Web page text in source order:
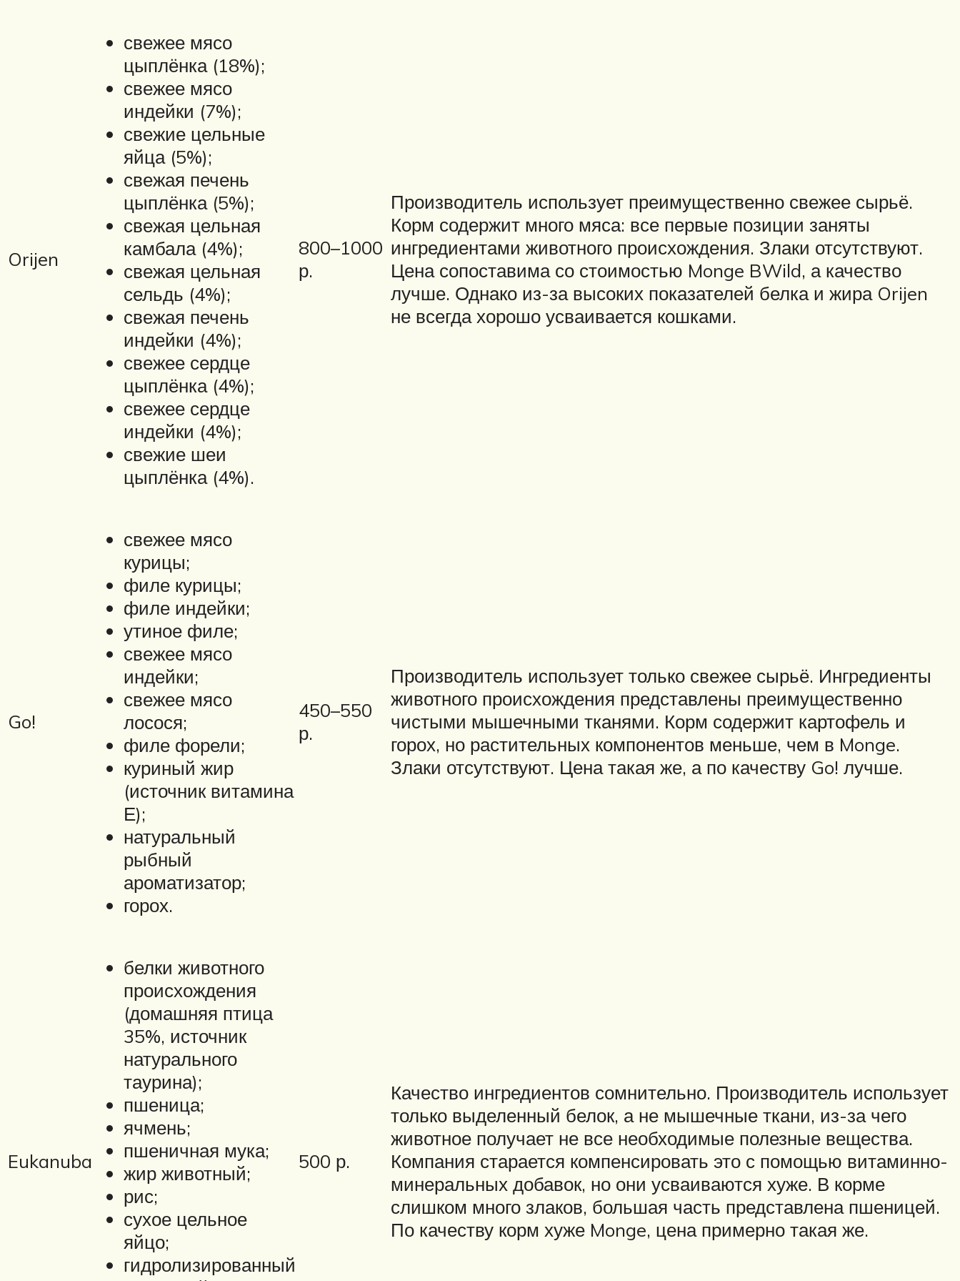
Orijen
свежее мясо
цыплёнка (18%);
свежее мясо
индейки (7%);
свежие цельные
яйца (5%);
свежая печень
цыплёнка (5%);
свежая цельная
камбала (4%);
свежая цельная
сельдь (4%);
свежая печень
индейки (4%);
свежее сердце
цыплёнка (4%);
свежее сердце
индейки (4%);
свежие шеи
цыплёнка (4%).
800–1000
р.
Производитель использует преимущественно свежее сырьё.
Корм содержит много мяса: все первые позиции заняты
ингредиентами животного происхождения. Злаки отсутствуют.
Цена сопоставима со стоимостью Monge BWild, а качество
лучше. Однако из-за высоких показателей белка и жира Orijen
не всегда хорошо усваивается кошками.
Go!
свежее мясо
курицы;
филе курицы;
филе индейки;
утиное филе;
свежее мясо
индейки;
свежее мясо
лосося;
филе форели;
куриный жир
(источник витамина
Е);
натуральный
рыбный
ароматизатор;
горох.
450–550
р.
Производитель использует только свежее сырьё. Ингредиенты
животного происхождения представлены преимущественно
чистыми мышечными тканями. Корм содержит картофель и
горох, но растительных компонентов меньше, чем в Monge.
Злаки отсутствуют. Цена такая же, а по качеству Go! лучше.
Eukanuba
белки животного
происхождения
(домашняя птица
35%, источник
натурального
таурина);
пшеница;
ячмень;
пшеничная мука;
жир животный;
рис;
сухое цельное
яйцо;
гидролизированный
500 р.
Качество ингредиентов сомнительно. Производитель использует
только выделенный белок, а не мышечные ткани, из-за чего
животное получает не все необходимые полезные вещества.
Компания старается компенсировать это с помощью витаминно-
минеральных добавок, но они усваиваются хуже. В корме
слишком много злаков, большая часть представлена пшеницей.
По качеству корм хуже Monge, цена примерно такая же.